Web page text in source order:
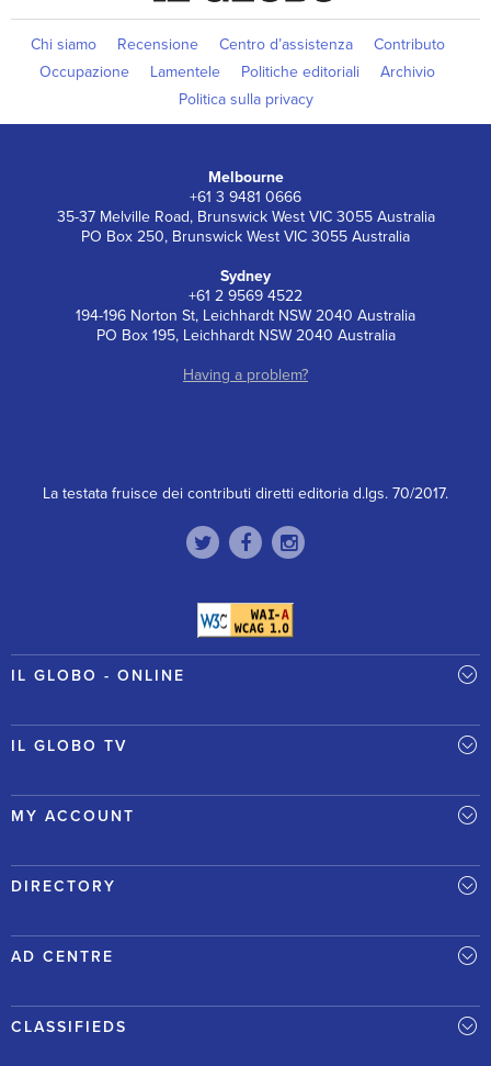
Chi siamo Recensione Centro d’assistenza
Contributo
Occupazione
Lamentele Politiche editoriali
Archivio
Politica sulla privacy
Melbourne
+61 3 9481 0666
35-37 Melville Road, Brunswick West VIC 3055 Australia
PO Box 250, Brunswick West VIC 3055 Australia
Sydney
+61 2 9569 4522
194-196 Norton St, Leichhardt NSW 2040 Australia
PO Box 195, Leichhardt NSW 2040 Australia
Having a problem?
La testata fruisce dei contributi diretti editoria d.lgs. 70/2017.
IL GLOBO - ONLINE
IL GLOBO TV
MY ACCOUNT
DIRECTORY
AD CENTRE
CLASSIFIEDS